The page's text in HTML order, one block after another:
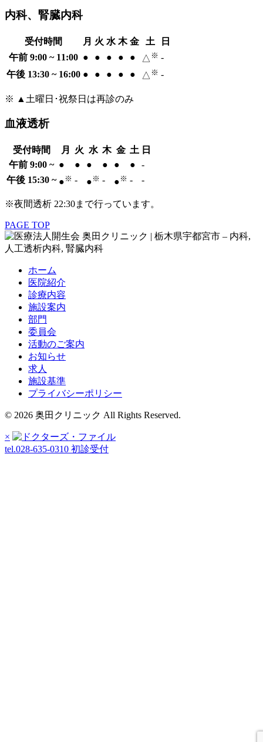
内科、腎臓内科
受付時間 月 火 水 木 金 土
日
午前 9:00 ~ 11:00 ● ● ● ● ● △ ※ -
午後 13:30 ~ 16:00 ● ● ● ● ● △ ※ -
※ ▲土曜日･祝祭日は再診のみ
血液透析
受付時間 月 火 水 木 金 土 日
午前 9:00 ~ ● ● ● ● ● ●
-
午後 15:30 ~ ● ※ - ● ※ - ● ※ - -
※夜間透析 22:30まで行っています。
PAGE TOP
ホーム
医院紹介
診療内容
施設案内
部門
委員会
活動のご案内
お知らせ
求人
施設基準
プライバシーポリシー
© 2026 奥田クリニック All Rights Reserved.
×
tel.028-635-0310 初診受付